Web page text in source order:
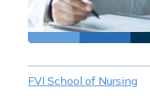
FVI School of Nursing